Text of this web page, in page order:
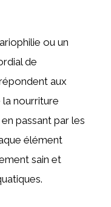
ou un
de
aux
nourriture
en passant par les
élément
sain et